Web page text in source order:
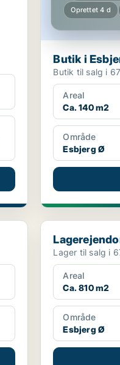
Oprettet 4 d
Butik i
Butik til salg i
Areal
Ca. 140 m2
Område
Esbjerg Ø
Lagerejendom i
Lager til salg i
Areal
Ca. 810 m2
Område
Esbjerg Ø